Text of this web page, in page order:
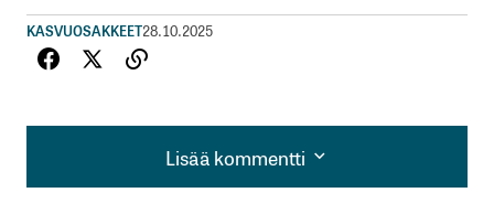
KASVUOSAKKEET28.10.2025
Lisää kommentti
Lisää kommentti